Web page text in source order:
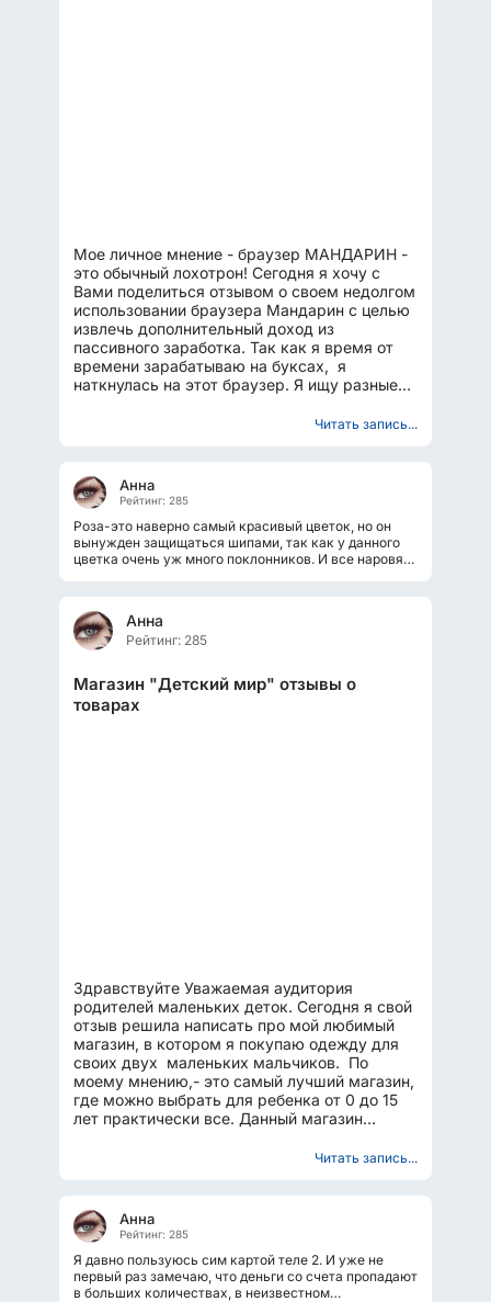
Мое личное мнение - браузер МАНДАРИН -
это обычный лохотрон! Сегодня я хочу с
Вами поделиться отзывом о своем недолгом
использовании браузера Мандарин с целью
извлечь дополнительный доход из
пассивного заработка. Так как я время от
времени зарабатываю на буксах, я
наткнулась на этот браузер. Я ищу разные
Читать запись...
Анна
Рейтинг: 285
Роза-это наверно самый красивый цветок, но он
вынужден защищаться шипами, так как у данного
цветка очень уж много поклонников. И все наровят
Анна
Рейтинг: 285
Магазин "Детский мир" отзывы о
товарах
Здравствуйте Уважаемая аудитория
родителей маленьких деток. Сегодня я свой
отзыв решила написать про мой любимый
магазин, в котором я покупаю одежду для
своих двух маленьких мальчиков. По
моему мнению,- это самый лучший магазин,
где можно выбрать для ребенка от 0 до 15
лет практически все. Данный магазин
Читать запись...
Анна
Рейтинг: 285
Я давно пользуюсь сим картой теле 2. И уже не
первый раз замечаю, что деньги со счета пропадают
в больших количествах, в неизвестном